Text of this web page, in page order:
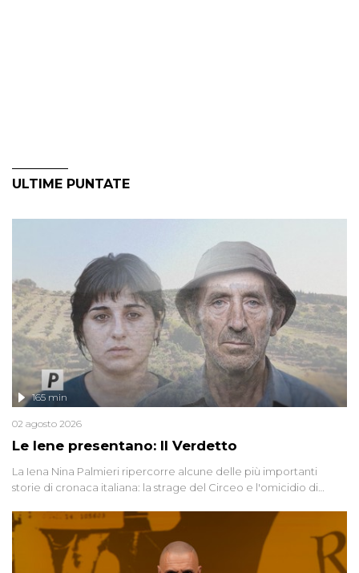
ULTIME PUNTATE
Le Iene presentano: Il Verdetto
165 min
02 agosto 2026
La Iena Nina Palmieri ripercorre alcune delle più importanti
storie di cronaca italiana: la strage del Circeo e l'omicidio di